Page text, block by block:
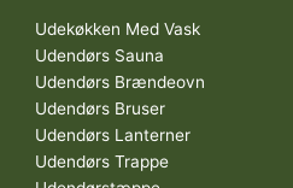
Udekøkken Med Vask
Udendørs Sauna
Udendørs Brændeovn
Udendørs Bruser
Udendørs Lanterner
Udendørs Trappe